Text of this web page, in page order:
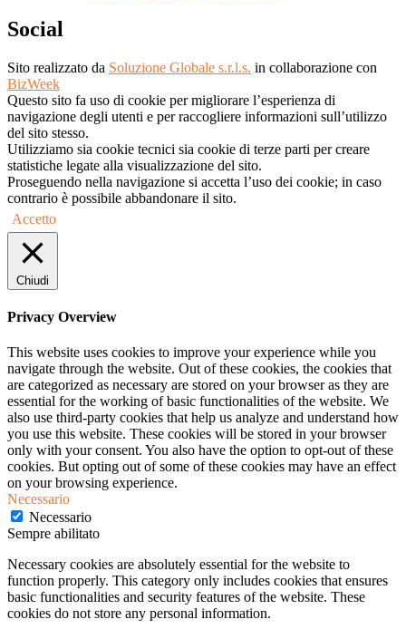
Social
Sito realizzato da Soluzione Globale s.r.l.s. in collaborazione con
BizWeek
Questo sito fa uso di cookie per migliorare l’esperienza di
navigazione degli utenti e per raccogliere informazioni sull’utilizzo
del sito stesso.
Utilizziamo sia cookie tecnici sia cookie di terze parti per creare
statistiche legate alla visualizzazione del sito.
Proseguendo nella navigazione si accetta l’uso dei cookie; in caso
contrario è possibile abbandonare il sito.
Accetto
Chiudi
Privacy Overview
This website uses cookies to improve your experience while you
navigate through the website. Out of these cookies, the cookies that
are categorized as necessary are stored on your browser as they are
essential for the working of basic functionalities of the website. We
also use third-party cookies that help us analyze and understand how
you use this website. These cookies will be stored in your browser
only with your consent. You also have the option to opt-out of these
cookies. But opting out of some of these cookies may have an effect
on your browsing experience.
Necessario
Necessario
Sempre abilitato
Necessary cookies are absolutely essential for the website to
function properly. This category only includes cookies that ensures
basic functionalities and security features of the website. These
cookies do not store any personal information.